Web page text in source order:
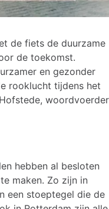
de fiets de duurzame
de toekomst.
en gezonder
rooklucht tijdens het
woordvoerder
hebben al besloten
maken. Zo zijn in
een stoeptegel die de